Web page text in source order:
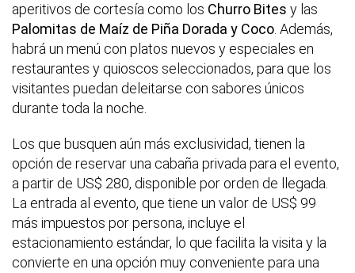
aperitivos de cortesía como los Churro Bites y las
Palomitas de Maíz de Piña Dorada y Coco . Además,
habrá un menú con platos nuevos y especiales en
restaurantes y quioscos seleccionados, para que los
visitantes puedan deleitarse con sabores únicos
durante toda la noche.
Los que busquen aún más exclusividad, tienen la
opción de reservar una cabaña privada para el evento,
a partir de US$ 280, disponible por orden de llegada.
La entrada al evento, que tiene un valor de US$ 99
más impuestos por persona, incluye el
estacionamiento estándar, lo que facilita la visita y la
convierte en una opción muy conveniente para una